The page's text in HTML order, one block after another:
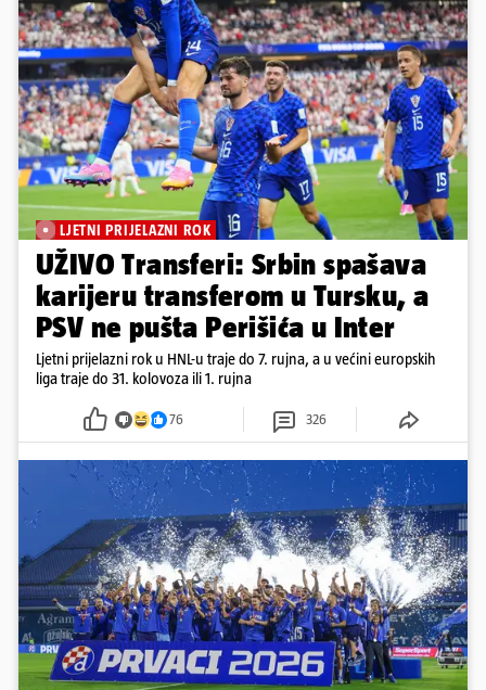
LJETNI PRIJELAZNI ROK
UŽIVO Transferi: Srbin spašava
karijeru transferom u Tursku, a
PSV ne pušta Perišića u Inter
Ljetni prijelazni rok u HNL-u traje do 7. rujna, a u većini europskih
liga traje do 31. kolovoza ili 1. rujna
76 326